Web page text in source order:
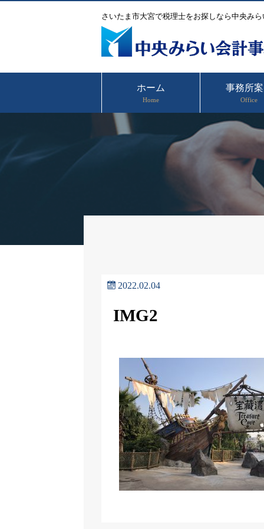
さいたま市大宮で税理士をお探しなら中央み
ホーム
Home
事務所
Office
2022.02.04
IMG2